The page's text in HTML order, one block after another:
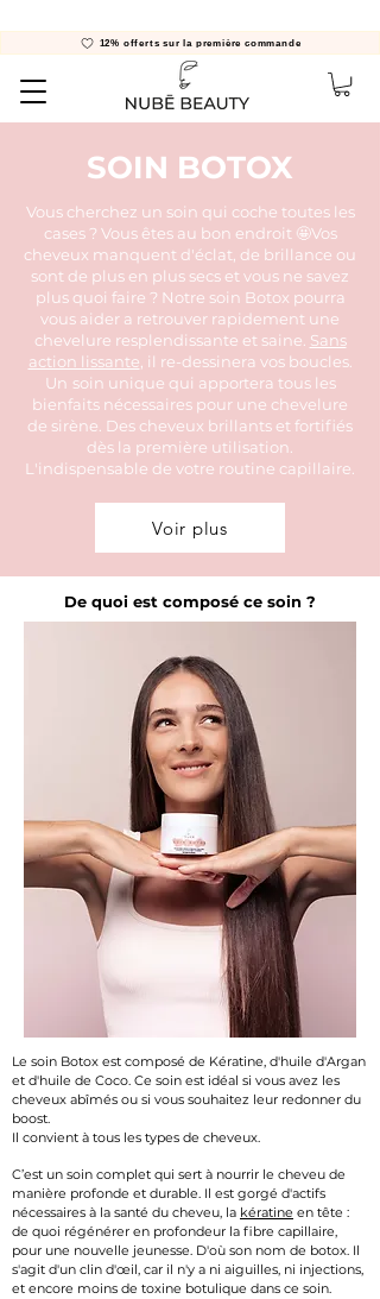
12% offerts sur la première commande
SOIN BOTOX
Vous cherchez un soin qui coche toutes les
cases ? Vous êtes au bon endroit 🤩Vos
cheveux manquent d'éclat, de brillance ou
sont de plus en plus secs et vous ne savez
plus quoi faire ? Notre soin Botox pourra
vous aider a retrouver rapidement une
chevelure resplendissante et saine. Sans
action lissante , il re-dessinera vos boucles.
Un soin unique qui apportera tous les
bienfaits nécessaires pour une chevelure
de sirène. Des cheveux brillants et fortifiés
dès la première utilisation.
L'indispensable de votre routine capillaire.
Voir plus
De quoi est composé ce soin ?
Le soin Botox est composé de Kératine, d'huile d'Argan
et d'huile de Coco. Ce soin est idéal si vous avez les
cheveux abîmés ou si vous souhaitez leur redonner du
boost.
Il convient à tous les types de cheveux.
C’est un soin complet qui sert à nourrir le cheveu de
manière profonde et durable. Il est gorgé d'actifs
nécessaires à la santé du cheveu, la kératine en tête :
de quoi régénérer en profondeur la fibre capillaire,
pour une nouvelle jeunesse. D'où son nom de botox. Il
s'agit d'un clin d'œil, car il n'y a ni aiguilles, ni injections,
et encore moins de toxine botulique dans ce soin.